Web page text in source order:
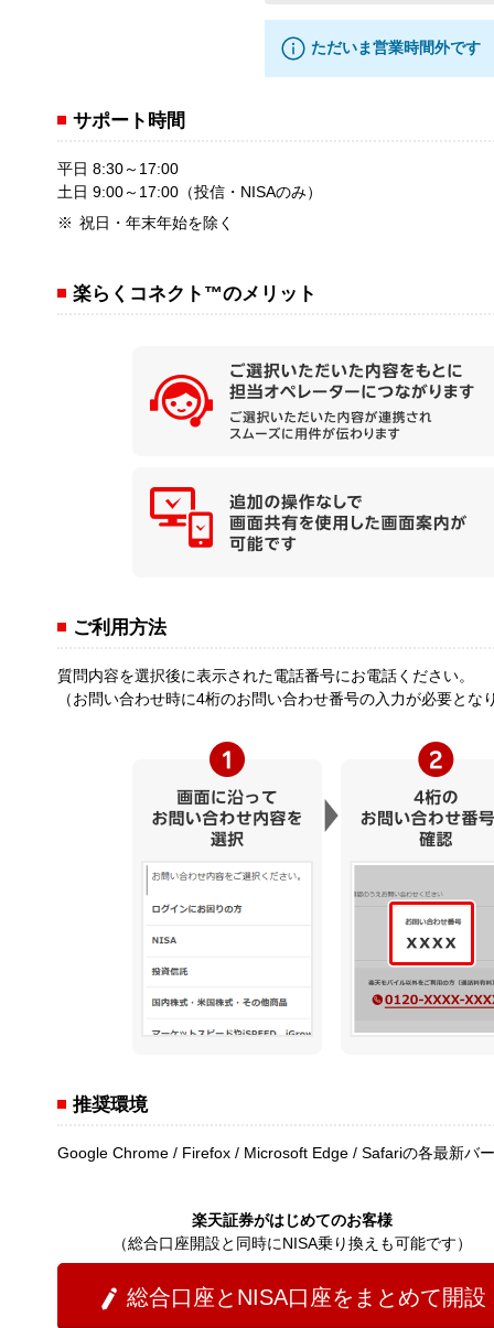
ただいま営業時間外です
サポート時間
平日 8:30～17:00
土日 9:00～17:00（投信・NISAのみ）
祝日・年末年始を除く
楽らくコネクト™のメリット
ご利用方法
質問内容を選択後に表示された電話番号にお電話ください。
（お問い合わせ時に4桁のお問い合わせ番号の入力が必要とな
推奨環境
Google Chrome / Firefox / Microsoft Edge / Safariの各最新バ
楽天証券がはじめてのお客様
（総合口座開設と同時にNISA乗り換えも可能です）
 総合口座とNISA口座をまとめて開設